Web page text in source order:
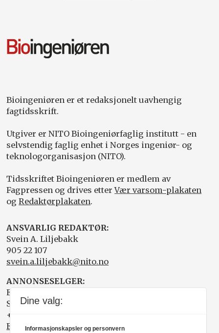
Bioingeniøren er et redaksjonelt uavhengig
fagtidsskrift.
Utgiver er NITO Bioingeniørfaglig institutt - en
selvstendig faglig enhet i Norges ingeniør- og
teknologorganisasjon (NITO).
Tidsskriftet Bioingeniøren er medlem av
Fagpressen og drives etterVær varsom-plakaten
ogRedaktørplakaten.
ANSVARLIG REDAKTØR:
Svein A. Liljebakk
905 22 107
svein.a.liljebakk@nito.no
ANNONSESELGER:
Elisabeth R. Wåde
Salgsfabrikken
+47 919 03 208
Elisabeth@salgsfabrikken.no
Dine valg:
Informasjonskapsler og personvern